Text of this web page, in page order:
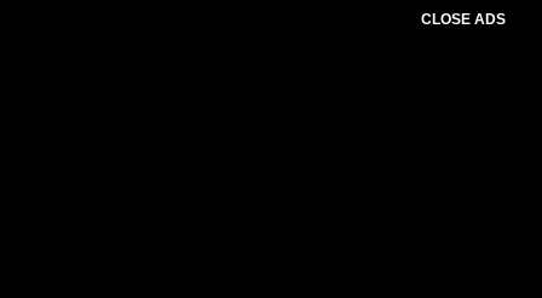
CLOSE ADS